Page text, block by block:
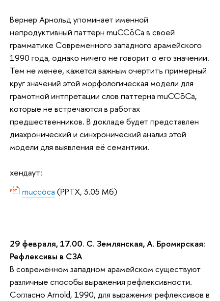
Вернер Арнольд упоминает именной
непродуктивный паттерн muCCōCa в своей
грамматике Современного западного арамейского
1990 года, однако ничего не говорит о его значении.
Тем не менее, кажется важным очертить примерный
круг значений этой морфологическая модели для
грамотной интпретации слов паттерна muCCōCa,
которые не встречаются в работах
предшественников. В докладе будет представлен
диахронический и синхронический анализ этой
модели для выявления её семантики.
хендаут:
muccōca (PPTX, 3.05 Мб)
29 февраля, 17.00. С. Землянская, А. Бромирская:
Рефлексивы в СЗА
В современном западном арамейском существуют
различные способы выражения рефлексивности.
Согласно Arnold, 1990, для выражения рефлексивов в